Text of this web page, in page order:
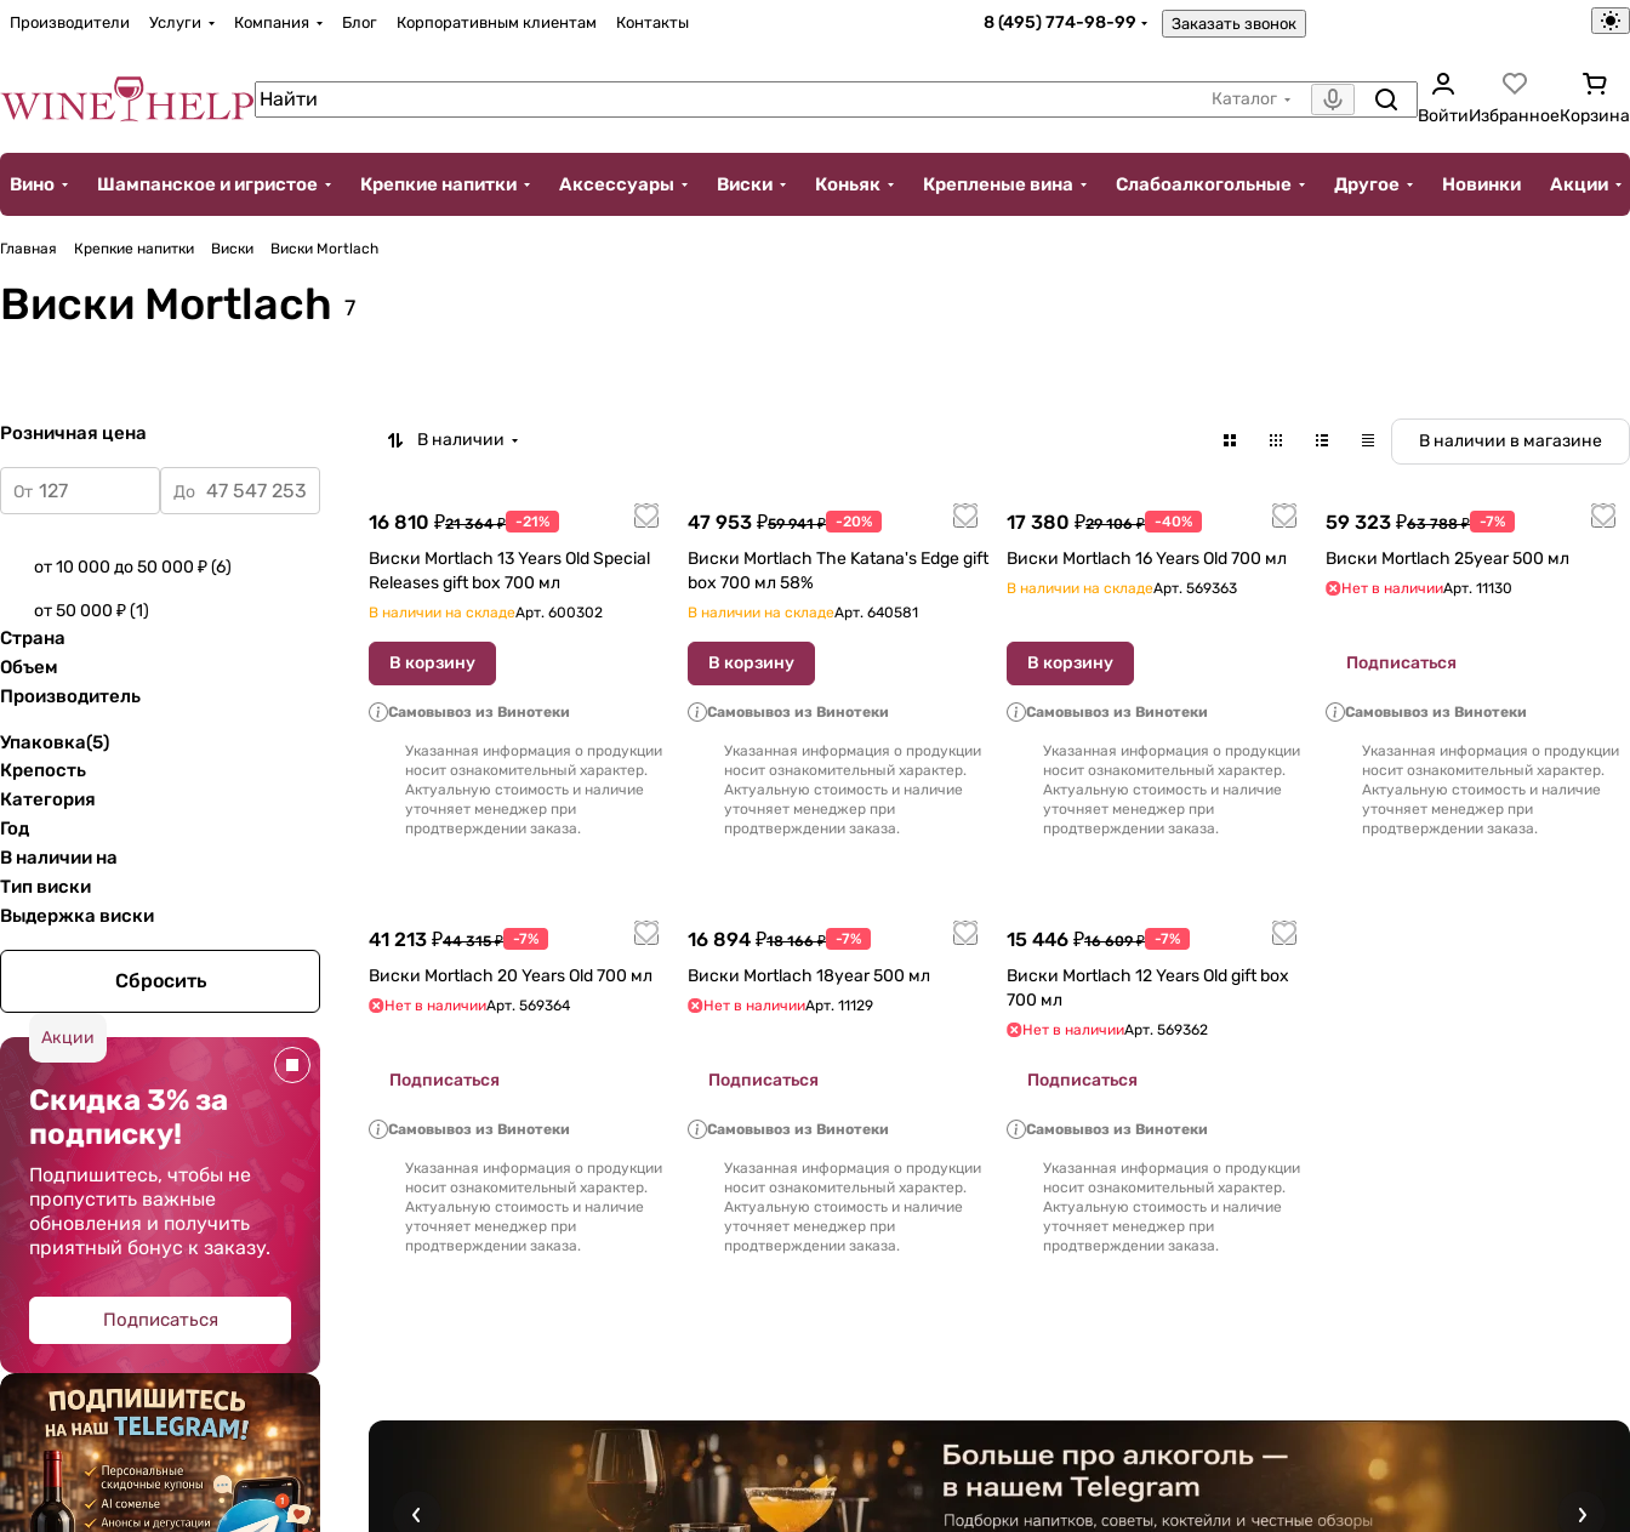
Производители Услуги Компания Блог Корпоративным клиентам Контакты 8 (495) 774-98-99 Заказать звонок
Каталог
ВойтиИзбранноеКорзина
Вино Шампанское и игристое Крепкие напитки Аксессуары Виски Коньяк Крепленые вина Слабоалкогольные Другое Новинки Акции
Главная Крепкие напитки Виски Виски Mortlach
Виски Mortlach 7
Розничная цена
От До
от 10 000 до 50 000 ₽(6)
от 50 000 ₽(1)
Страна
Объем
Производитель
Упаковка(5)
Крепость
Категория
Год
В наличии на
Тип виски
Выдержка виски
Сбросить
Акции
Скидка 3% за
подписку!
Подпишитесь, чтобы не
пропустить важные
обновления и получить
приятный бонус к заказу.
Подписаться
В наличии В наличии в магазине
16 810 ₽21 364 ₽ -21%
Виски Mortlach 13 Years Old Special
Releases gift box 700 мл
В наличии на складеАрт. 600302
В корзину
Самовывоз из Винотеки
Указанная информация о продукции
носит ознакомительный характер.
Актуальную стоимость и наличие
уточняет менеджер при
продтверждении заказа.
47 953 ₽59 941 ₽ -20%
Виски Mortlach The Katana's Edge gift
box 700 мл 58%
В наличии на складеАрт. 640581
В корзину
Самовывоз из Винотеки
Указанная информация о продукции
носит ознакомительный характер.
Актуальную стоимость и наличие
уточняет менеджер при
продтверждении заказа.
17 380 ₽29 106 ₽ -40%
Виски Mortlach 16 Years Old 700 мл
В наличии на складеАрт. 569363
В корзину
Самовывоз из Винотеки
Указанная информация о продукции
носит ознакомительный характер.
Актуальную стоимость и наличие
уточняет менеджер при
продтверждении заказа.
59 323 ₽63 788 ₽ -7%
Виски Mortlach 25year 500 мл
Нет в наличииАрт. 11130
Подписаться
Самовывоз из Винотеки
Указанная информация о продукции
носит ознакомительный характер.
Актуальную стоимость и наличие
уточняет менеджер при
продтверждении заказа.
41 213 ₽44 315 ₽ -7%
Виски Mortlach 20 Years Old 700 мл
Нет в наличииАрт. 569364
Подписаться
Самовывоз из Винотеки
Указанная информация о продукции
носит ознакомительный характер.
Актуальную стоимость и наличие
уточняет менеджер при
продтверждении заказа.
16 894 ₽18 166 ₽ -7%
Виски Mortlach 18year 500 мл
Нет в наличииАрт. 11129
Подписаться
Самовывоз из Винотеки
Указанная информация о продукции
носит ознакомительный характер.
Актуальную стоимость и наличие
уточняет менеджер при
продтверждении заказа.
15 446 ₽16 609 ₽ -7%
Виски Mortlach 12 Years Old gift box
700 мл
Нет в наличииАрт. 569362
Подписаться
Самовывоз из Винотеки
Указанная информация о продукции
носит ознакомительный характер.
Актуальную стоимость и наличие
уточняет менеджер при
продтверждении заказа.